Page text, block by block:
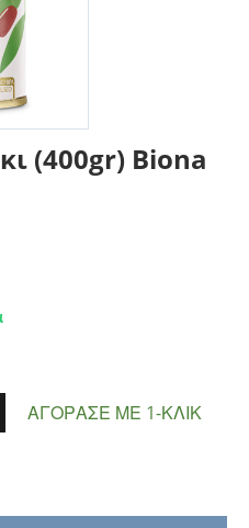
(400gr) Biona
ΑΓΌΡΑΣΕ ΜΕ 1-ΚΛΙΚ